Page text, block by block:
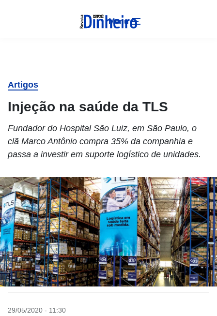
Menu
Artigos
Injeção na saúde da TLS
Fundador do Hospital São Luiz, em São Paulo, o
clã Marco Antônio compra 35% da companhia e
passa a investir em suporte logístico de unidades.
29/05/2020 - 11:30